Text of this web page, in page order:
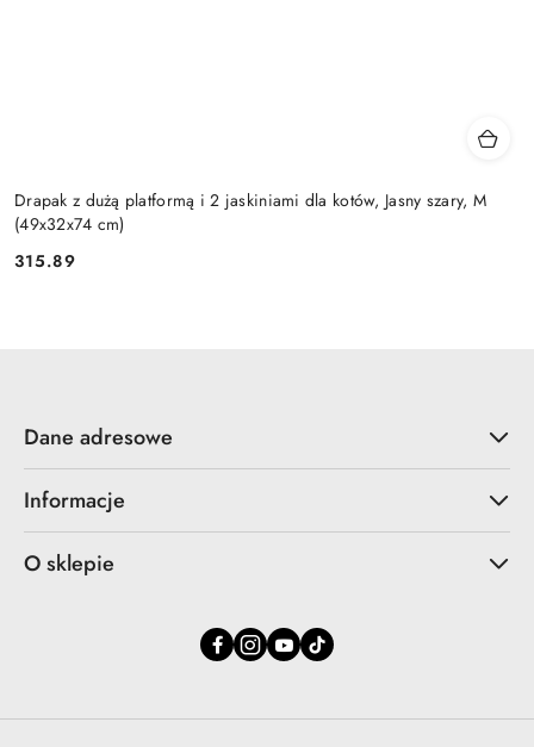
Drapak z dużą platformą i 2 jaskiniami dla kotów, Jasny szary, M
(49x32x74 cm)
Cena:
315.89
Dane adresowe
Informacje
O sklepie